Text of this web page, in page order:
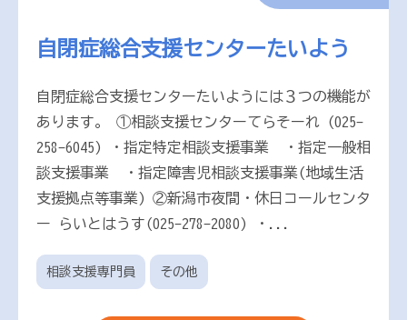
自閉症総合支援センターたいよう
自閉症総合支援センターたいようには３つの機能が
あります。 ①相談支援センターてらそーれ (025-
258-6045) ・指定特定相談支援事業 ・指定一般相
談支援事業 ・指定障害児相談支援事業(地域生活
支援拠点等事業) ②新潟市夜間・休日コールセンタ
ー らいとはうす(025-278-2080) ・...
相談支援専門員 その他